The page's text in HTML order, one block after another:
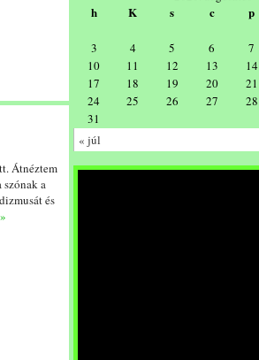
Átnéztem
a
és
h K s c p
3
4 5 6 7
10
11 12 13 14
17
18 19 20 21
24
25 26 27 28
31
« júl